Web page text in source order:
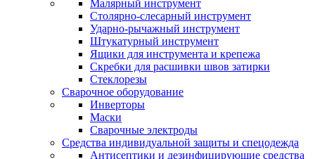
Малярный инструмент
Столярно-слесарный инструмент
Ударно-рычажный инструмент
Штукатурный инструмент
Ящики для инструмента и крепежа
Скребки для расшивки швов затирки
Стеклорезы
Сварочное оборудование
Инверторы
Маски
Сварочные электроды
Средства индивидуальной защиты и спецодежда
Антисептики и дезинфицирующие средства